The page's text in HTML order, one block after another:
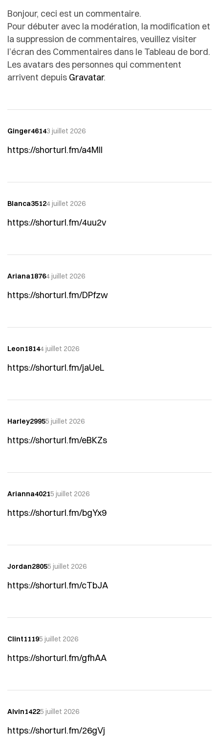
Bonjour, ceci est un commentaire.
Pour débuter avec la modération, la modification et
la suppression de commentaires, veuillez visiter
l’écran des Commentaires dans le Tableau de bord.
Les avatars des personnes qui commentent
arrivent depuis Gravatar.
Ginger46143 juillet 2026
https://shorturl.fm/a4MII
Blanca35124 juillet 2026
https://shorturl.fm/4uu2v
Ariana18764 juillet 2026
https://shorturl.fm/DPfzw
Leon18144 juillet 2026
https://shorturl.fm/jaUeL
Harley29955 juillet 2026
https://shorturl.fm/eBKZs
Arianna40215 juillet 2026
https://shorturl.fm/bgYx9
Jordan28055 juillet 2026
https://shorturl.fm/cTbJA
Clint11195 juillet 2026
https://shorturl.fm/gfhAA
Alvin14225 juillet 2026
https://shorturl.fm/26gVj